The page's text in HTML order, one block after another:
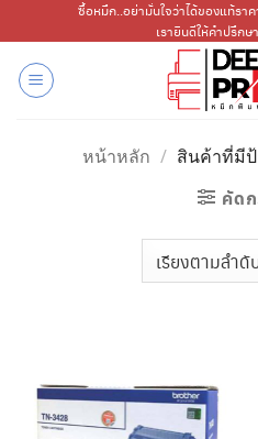
ไป
เนื้อหา
ซื้อหมึก..อย่ามั่นใจว่าได้ของแท้รา
เรายินดีให้คำปรึก
หน้าหลัก / สินค้าที่มีป้
คัด